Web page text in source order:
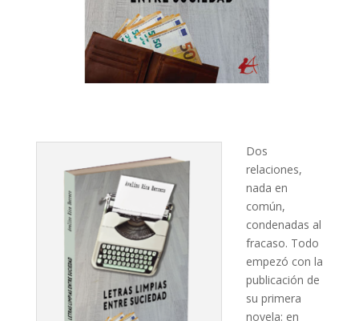
Dos
relaciones,
nada en
común,
condenadas al
fracaso. Todo
empezó con la
publicación de
su primera
novela: en